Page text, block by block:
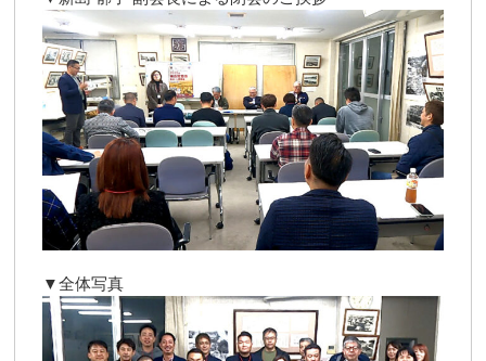
▼全体写真